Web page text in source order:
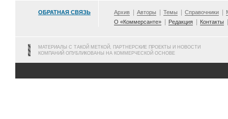
ОБРАТНАЯ СВЯЗЬ Архив Авторы Темы Справочники
О «Коммерсанте»
Редакция Контакты
МАТЕРИАЛЫ С ТАКОЙ МЕТКОЙ, ПАРТНЕРСКИЕ ПРОЕКТЫ И НОВОСТИ
КОМПАНИЙ ОПУБЛИКОВАНЫ НА КОММЕРЧЕСКОЙ ОСНОВЕ